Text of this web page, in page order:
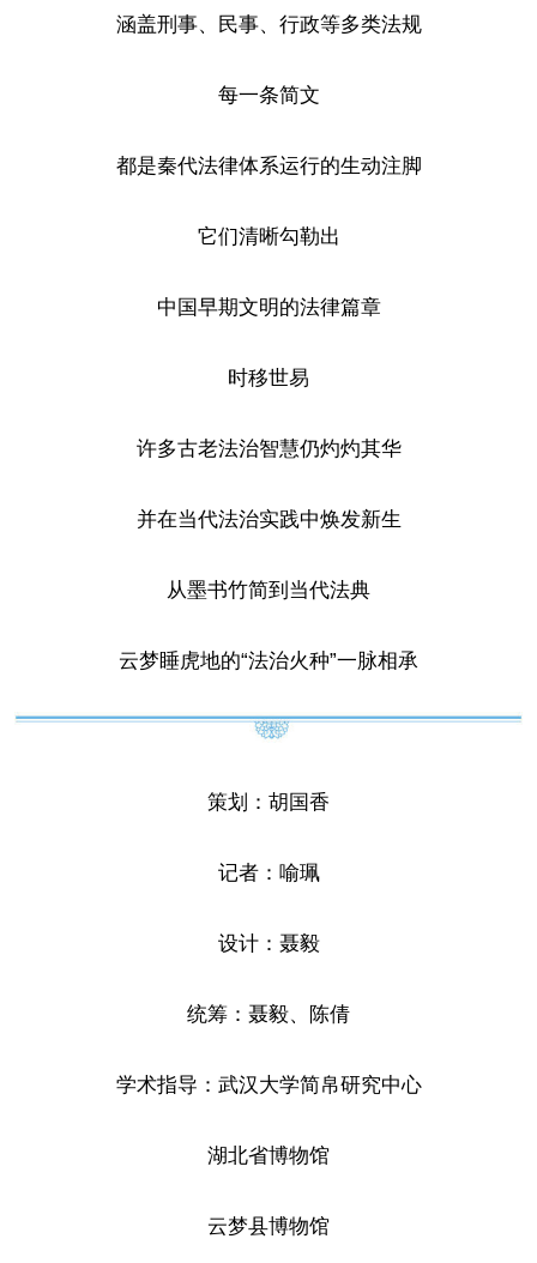
涵盖刑事、民事、行政等多类法规
每一条简文
都是秦代法律体系运行的生动注脚
它们清晰勾勒出
中国早期文明的法律篇章
时移世易
许多古老法治智慧仍灼灼其华
并在当代法治实践中焕发新生
从墨书竹简到当代法典
云梦睡虎地的“法治火种”一脉相承
策划：胡国香
记者：喻珮
设计：聂毅
统筹：聂毅、陈倩
学术指导：武汉大学简帛研究中心
湖北省博物馆
云梦县博物馆